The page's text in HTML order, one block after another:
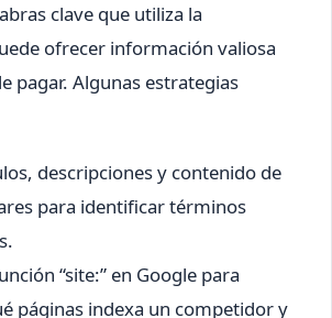
clave que utiliza la
ofrecer información valiosa
pagar. Algunas estrategias
descripciones y contenido de
para identificar términos
“site:” en Google para
páginas indexa un competidor y